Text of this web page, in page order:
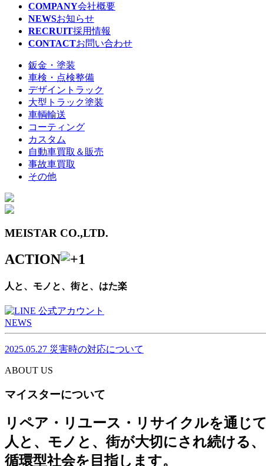
COMPANY会社概要
NEWSお知らせ
RECRUIT採用情報
CONTACTお問い合わせ
鈑金・塗装
車検・点検整備
デザイントラック
大型トラック塗装
車輌輸送
コーティング
カスタム
自動車買取＆販売
事故車買取
その他
MEISTAR CO.,LTD.
ACTION
人と、モノと、街と、はた楽
NEWS
2025.05.27 災害時の対応について
ABOUT US
マイスターについて
リペア・リユース・リサイクルを通じて
人と、モノと、街が大切にされ続ける、
循環型社会を目指します。